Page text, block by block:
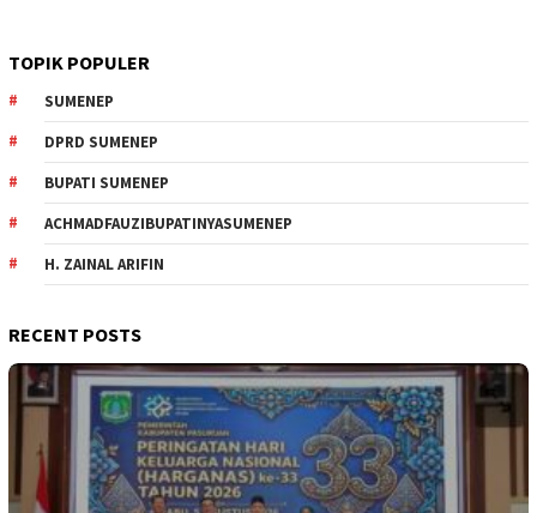
TOPIK POPULER
SUMENEP
DPRD SUMENEP
BUPATI SUMENEP
ACHMADFAUZIBUPATINYASUMENEP
H. ZAINAL ARIFIN
RECENT POSTS